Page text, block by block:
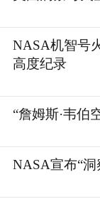
NASA机智号
高度纪录
“詹姆斯·韦伯
NASA宣布“